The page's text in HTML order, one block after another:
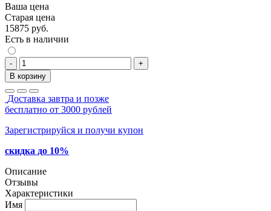
Ваша цена
Старая цена
15875 руб.
Есть в наличии
-
+
В корзину
Доставка завтра и позже
бесплатно от 3000 рублей
Зарегистрируйся и получи купон
скидка до 10%
Описание
Отзывы
Характеристики
Имя